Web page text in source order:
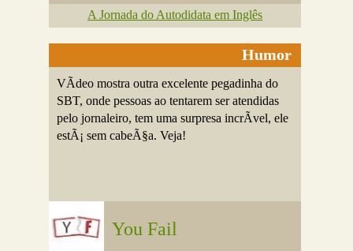
A Jornada do Autodidata em Inglês
Humor
VÃ­deo mostra outra excelente pegadinha do
SBT, onde pessoas ao tentarem ser atendidas
pelo jornaleiro, tem uma surpresa incrÃ­vel, ele
estÃ¡ sem cabeÃ§a. Veja!
You Fail